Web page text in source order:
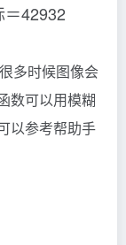
42932
多时候图像会
数可以用模糊
以参考帮助手